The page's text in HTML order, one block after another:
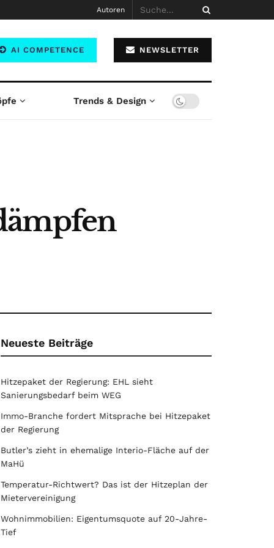
Autoren
AI COMPETENCE NEWSLETTER
Trends & Design
Neueste Beiträge
Hitzepaket der Regierung: EHL sieht
Sanierungsbedarf beim WEG
Immo-Branche fordert Mitsprache bei Hitzepaket
der Regierung
Butler’s zieht in ehemalige Interio-Fläche auf der
MaHü
Temperatur-Richtwert? Das ist der Hitzeplan der
Mietervereinigung
Wohnimmobilien: Eigentumsquote auf 20-Jahre-
Tief